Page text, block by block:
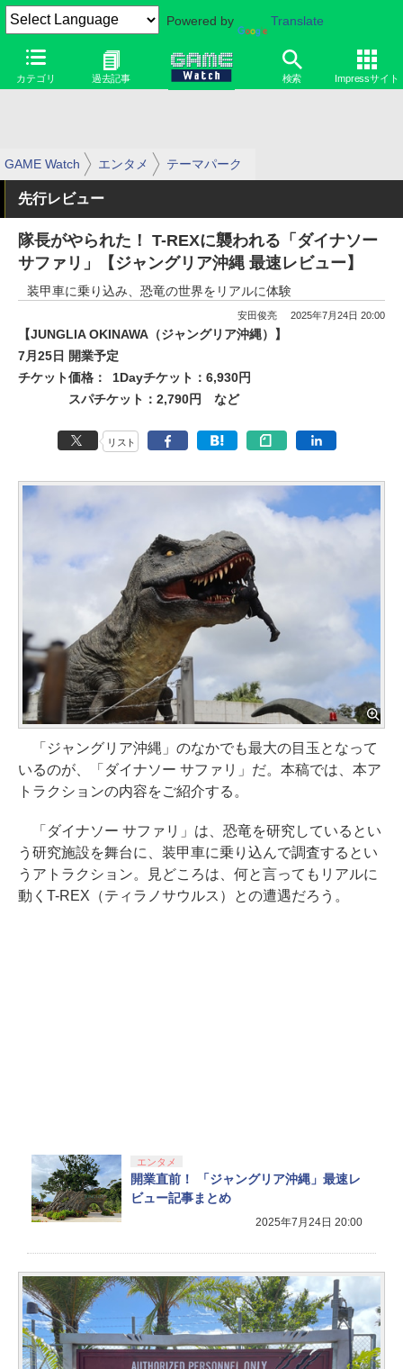
Powered by Translate
カテゴリ 過去記事 検索 Impressサイト
GAME Watch エンタメ テーマパーク
先行レビュー
隊長がやられた！ T-REXに襲われる「ダイナソー
サファリ」【ジャングリア沖縄 最速レビュー】
装甲車に乗り込み、恐竜の世界をリアルに体験
安田俊亮 2025年7月24日 20:00
【JUNGLIA OKINAWA（ジャングリア沖縄）】
7月25日 開業予定
チケット価格：
1Dayチケット：6,930円
スパチケット：2,790円 など
リスト
「ジャングリア沖縄」のなかでも最大の目玉となって
いるのが、「ダイナソー サファリ」だ。本稿では、本ア
トラクションの内容をご紹介する。
「ダイナソー サファリ」は、恐竜を研究しているとい
う研究施設を舞台に、装甲車に乗り込んで調査するとい
うアトラクション。見どころは、何と言ってもリアルに
動くT-REX（ティラノサウルス）との遭遇だろう。
エンタメ
開業直前！ 「ジャングリア沖縄」最速レ
ビュー記事まとめ
2025年7月24日 20:00